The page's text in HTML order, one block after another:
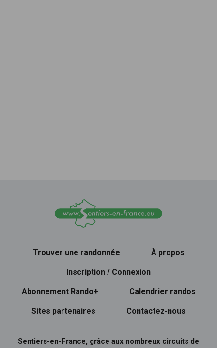
Trouver une randonnée À propos
Inscription / Connexion
Abonnement Rando+ Calendrier randos
Sites partenaires Contactez-nous
Sentiers-en-France, grâce aux nombreux circuits de